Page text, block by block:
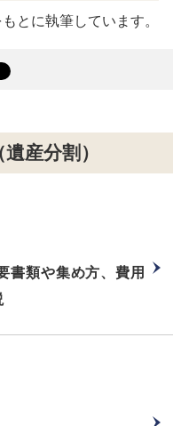
とに執筆しています。
産分割）
書類や集め方、費用